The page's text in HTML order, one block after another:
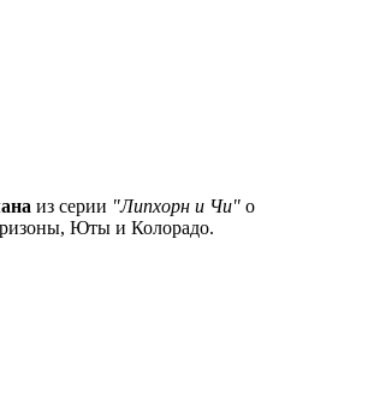
из серии "Липхорн и Чи" о
Юты и Колорадо.